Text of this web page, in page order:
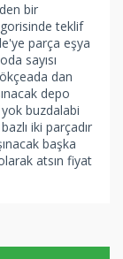
bir
teklif
parça eşya
sayısı
dan
depo
buzdalabi
iki parçadır
başka
atsın fiyat